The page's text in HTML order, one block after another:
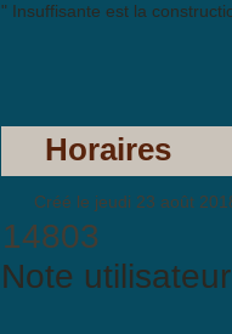
" Insuffisante est la
Horaires
Créé le jeudi 23 août
14803
Note